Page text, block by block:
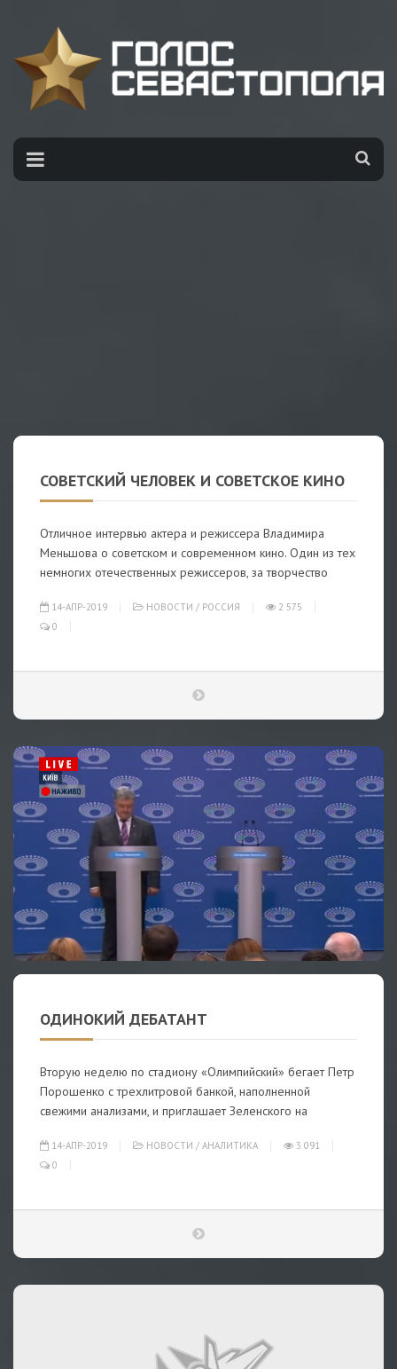
СОВЕТСКИЙ ЧЕЛОВЕК И СОВЕТСКОЕ КИНО
Отличное интервью актера и режиссера Владимира
Меньшова о советском и современном кино. Один из тех
немногих отечественных режиссеров, за творчество
14-АПР-2019 НОВОСТИ / РОССИЯ
2 575
0
ОДИНОКИЙ ДЕБАТАНТ
Вторую неделю по стадиону «Олимпийский» бегает Петр
Порошенко с трехлитровой банкой, наполненной
свежими анализами, и приглашает Зеленского на
14-АПР-2019 НОВОСТИ / АНАЛИТИКА
3 091
0